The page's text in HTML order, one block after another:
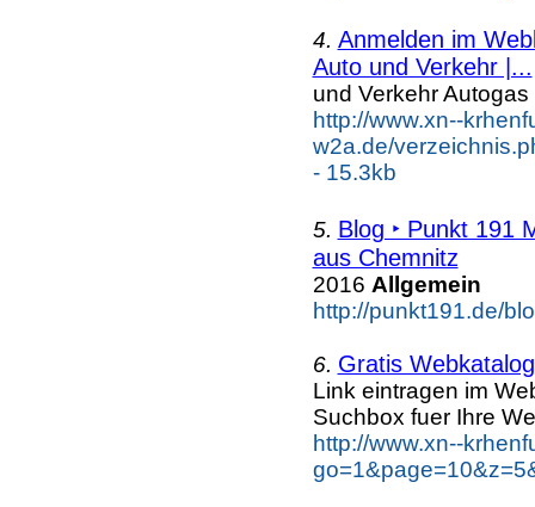
4. Anmelden im
Auto und Verkehr |...
und Verkehr
http://www.xn--
w2a.de/
- 15.3kb
5. Blog ‣ Punkt 191
aus Chemnitz
2016 Allgemein
http://punkt191.de/
6. Gratis
Link eintragen im
Suchbox fuer Ihre
http://www.xn--